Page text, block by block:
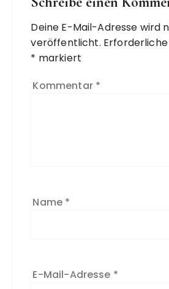
Deine E-Mail-Adresse wird
veröffentlicht.
* markiert
Kommentar *
Name *
E-Mail-Adresse *